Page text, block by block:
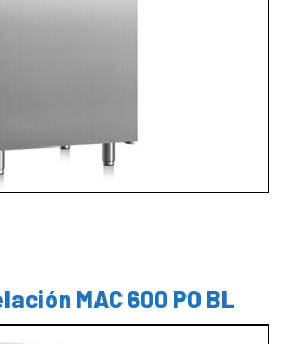
MAC 600 PO BL